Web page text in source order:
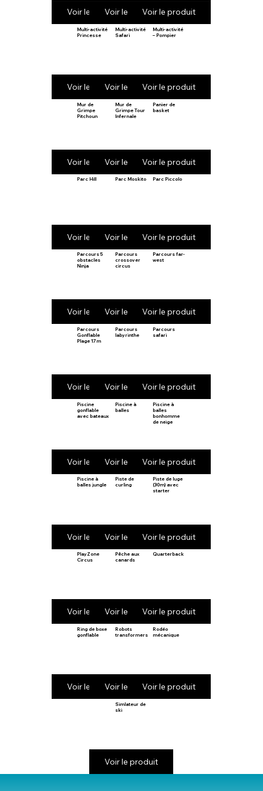
Voir le produitVoir le produitVoir le produit
Multi-activité
Princesse
Voir le produit
Multi-activité
Safari
Voir le produit
Multi-activité
– Pompier
Voir le produit
Mur de
Grimpe
Pitchoun
Voir le produit
Mur de
Grimpe Tour
Infernale
Voir le produit
Panier de
basket
Voir le produit
Parc Hill
Voir le produit
Parc Moskito
Voir le produit
Parc Piccolo
Voir le produit
Parcours 5
obstacles
Ninja
Voir le produit
Parcours
crossover
circus
Voir le produit
Parcours far-
west
Voir le produit
Parcours
Gonflable
Plage 17m
Voir le produit
Parcours
labyrinthe
Voir le produit
Parcours
safari
Voir le produit
Piscine
gonflable
avec bateaux
Voir le produit
Piscine à
balles
Voir le produit
Piscine à
balles
bonhomme
de neige
Voir le produit
Piscine à
balles jungle
Voir le produit
Piste de
curling
Voir le produit
Piste de luge
(30m) avec
starter
Voir le produit
PlayZone
Circus
Voir le produit
Pêche aux
canards
Voir le produit
Quarterback
Voir le produit
Ring de boxe
gonflable
Voir le produit
Robots
transformers
Voir le produit
Rodéo
mécanique
Voir le produit
Simlateur de
ski
Voir le produit